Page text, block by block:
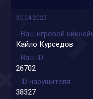
30.04.2023
- Ваш игровой
Кайло Курседов
- Ваш ID
26702
- ID нарушителя
38327